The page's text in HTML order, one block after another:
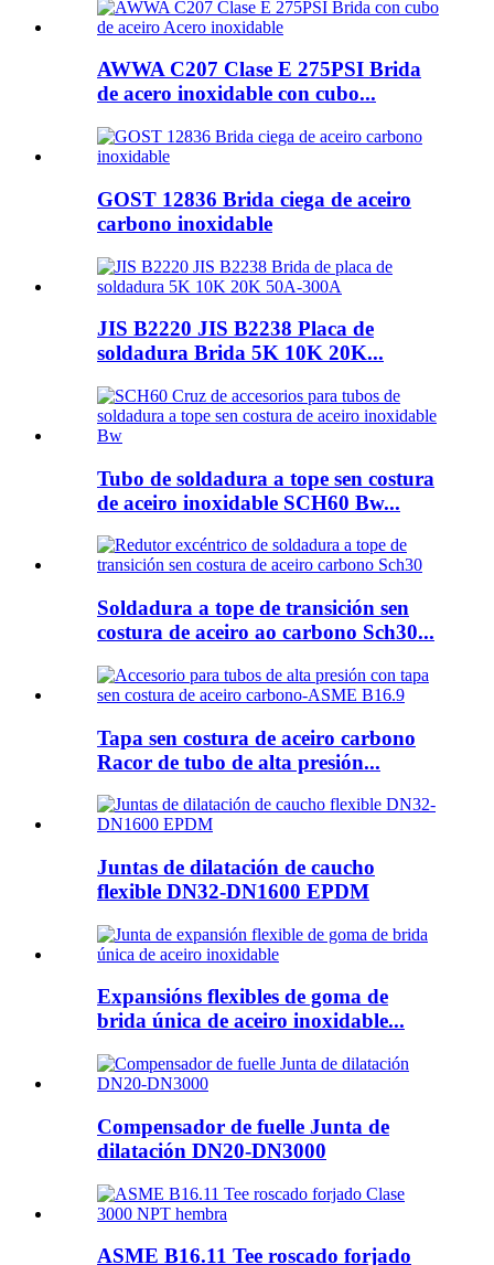
AWWA C207 Clase E 275PSI Brida
de acero inoxidable con cubo...
GOST 12836 Brida ciega de aceiro
carbono inoxidable
JIS B2220 JIS B2238 Placa de
soldadura Brida 5K 10K 20K...
Tubo de soldadura a tope sen costura
de aceiro inoxidable SCH60 Bw...
Soldadura a tope de transición sen
costura de aceiro ao carbono Sch30...
Tapa sen costura de aceiro carbono
Racor de tubo de alta presión...
Juntas de dilatación de caucho
flexible DN32-DN1600 EPDM
Expansións flexibles de goma de
brida única de aceiro inoxidable...
Compensador de fuelle Junta de
dilatación DN20-DN3000
ASME B16.11 Tee roscado forjado